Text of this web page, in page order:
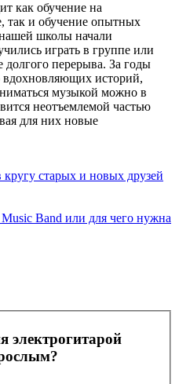
как обучение на
так и обучение опытных
школы начали
играть в группе или
долгого перерыва. За годы
историй,
музыкой можно в
неотъемлемой частью
для них новые
старых и новых друзей
Band или для чего нужна
электрогитарой